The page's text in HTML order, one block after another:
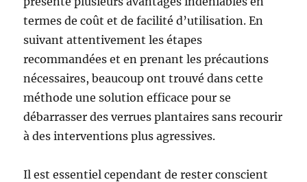
termes de coût et de facilité d’utilisation. En
suivant attentivement les étapes
recommandées et en prenant les précautions
nécessaires, beaucoup ont trouvé dans cette
méthode une solution efficace pour se
débarrasser des verrues plantaires sans recourir
à des interventions plus agressives.
Il est essentiel cependant de rester conscient